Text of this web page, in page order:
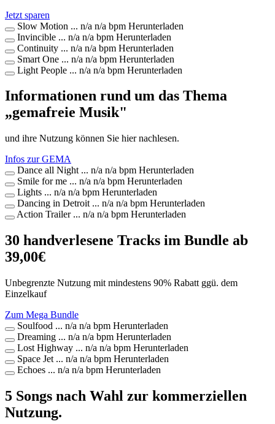
Jetzt sparen
Slow Motion ... n/a n/a bpm Herunterladen
Invincible ... n/a n/a bpm Herunterladen
Continuity ... n/a n/a bpm Herunterladen
Smart One ... n/a n/a bpm Herunterladen
Light People ... n/a n/a bpm Herunterladen
Informationen rund um das Thema
„gemafreie Musik"
und ihre Nutzung können Sie hier nachlesen.
Infos zur GEMA
Dance all Night ... n/a n/a bpm Herunterladen
Smile for me ... n/a n/a bpm Herunterladen
Lights ... n/a n/a bpm Herunterladen
Dancing in Detroit ... n/a n/a bpm Herunterladen
Action Trailer ... n/a n/a bpm Herunterladen
30 handverlesene Tracks im Bundle ab
39,00€
Unbegrenzte Nutzung mit mindestens 90% Rabatt ggü. dem
Einzelkauf
Zum Mega Bundle
Soulfood ... n/a n/a bpm Herunterladen
Dreaming ... n/a n/a bpm Herunterladen
Lost Highway ... n/a n/a bpm Herunterladen
Space Jet ... n/a n/a bpm Herunterladen
Echoes ... n/a n/a bpm Herunterladen
5 Songs nach Wahl zur kommerziellen
Nutzung.